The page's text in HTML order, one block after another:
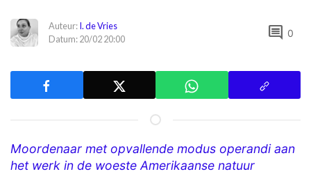
Auteur:I. de Vries
Datum: 20/02 20:00
comment 0
Moordenaar met opvallende modus operandi aan
het werk in de woeste Amerikaanse natuur